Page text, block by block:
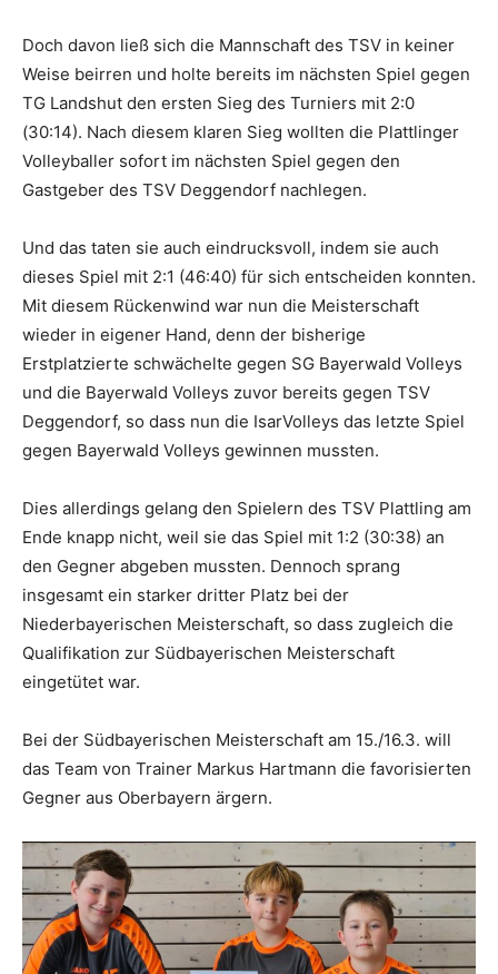
Doch davon ließ sich die Mannschaft des TSV in keiner
Weise beirren und holte bereits im nächsten Spiel gegen
TG Landshut den ersten Sieg des Turniers mit 2:0
(30:14). Nach diesem klaren Sieg wollten die Plattlinger
Volleyballer sofort im nächsten Spiel gegen den
Gastgeber des TSV Deggendorf nachlegen.
Und das taten sie auch eindrucksvoll, indem sie auch
dieses Spiel mit 2:1 (46:40) für sich entscheiden konnten.
Mit diesem Rückenwind war nun die Meisterschaft
wieder in eigener Hand, denn der bisherige
Erstplatzierte schwächelte gegen SG Bayerwald Volleys
und die Bayerwald Volleys zuvor bereits gegen TSV
Deggendorf, so dass nun die IsarVolleys das letzte Spiel
gegen Bayerwald Volleys gewinnen mussten.
Dies allerdings gelang den Spielern des TSV Plattling am
Ende knapp nicht, weil sie das Spiel mit 1:2 (30:38) an
den Gegner abgeben mussten. Dennoch sprang
insgesamt ein starker dritter Platz bei der
Niederbayerischen Meisterschaft, so dass zugleich die
Qualifikation zur Südbayerischen Meisterschaft
eingetütet war.
Bei der Südbayerischen Meisterschaft am 15./16.3. will
das Team von Trainer Markus Hartmann die favorisierten
Gegner aus Oberbayern ärgern.